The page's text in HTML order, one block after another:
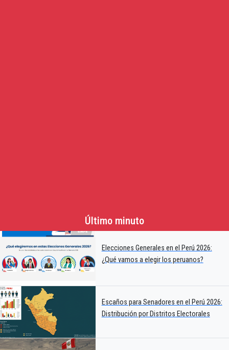
Último minuto
Elecciones Generales en el Perú 2026:
¿Qué vamos a elegir los peruanos?
Escaños para Senadores en el Perú 2026:
Distribución por Distritos Electorales